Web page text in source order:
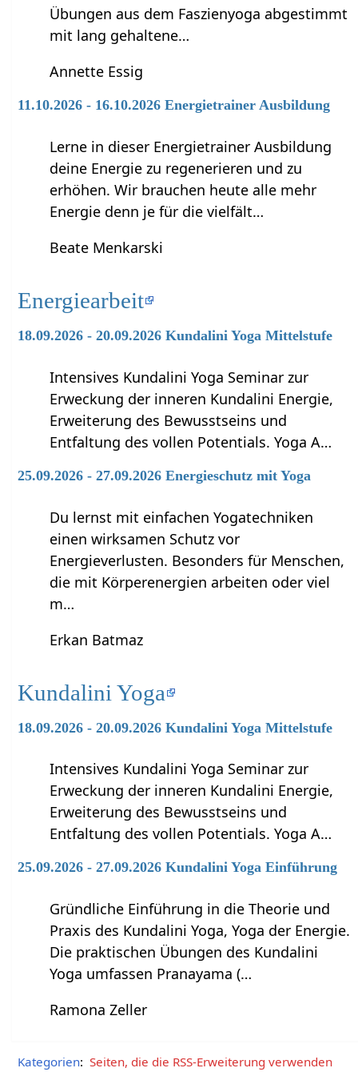
Übungen aus dem Faszienyoga abgestimmt
mit lang gehaltene…
Annette Essig
11.10.2026 - 16.10.2026 Energietrainer Ausbildung
Lerne in dieser Energietrainer Ausbildung
deine Energie zu regenerieren und zu
erhöhen. Wir brauchen heute alle mehr
Energie denn je für die vielfält…
Beate Menkarski
Energiearbeit
18.09.2026 - 20.09.2026 Kundalini Yoga Mittelstufe
Intensives Kundalini Yoga Seminar zur
Erweckung der inneren Kundalini Energie,
Erweiterung des Bewusstseins und
Entfaltung des vollen Potentials. Yoga A…
25.09.2026 - 27.09.2026 Energieschutz mit Yoga
Du lernst mit einfachen Yogatechniken
einen wirksamen Schutz vor
Energieverlusten. Besonders für Menschen,
die mit Körperenergien arbeiten oder viel
m…
Erkan Batmaz
Kundalini Yoga
18.09.2026 - 20.09.2026 Kundalini Yoga Mittelstufe
Intensives Kundalini Yoga Seminar zur
Erweckung der inneren Kundalini Energie,
Erweiterung des Bewusstseins und
Entfaltung des vollen Potentials. Yoga A…
25.09.2026 - 27.09.2026 Kundalini Yoga Einführung
Gründliche Einführung in die Theorie und
Praxis des Kundalini Yoga, Yoga der Energie.
Die praktischen Übungen des Kundalini
Yoga umfassen Pranayama (…
Ramona Zeller
Kategorien: Seiten, die die RSS-Erweiterung verwenden